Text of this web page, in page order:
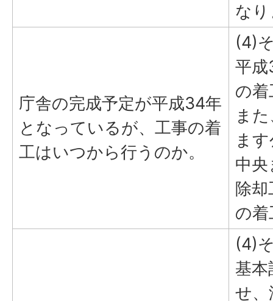
な
庁舎の完成予定が平成34年
となっているが、工事の着
工はいつから行うのか。
(4)
平成
の
ま
ま
中
除
の
(4)
基
せ、